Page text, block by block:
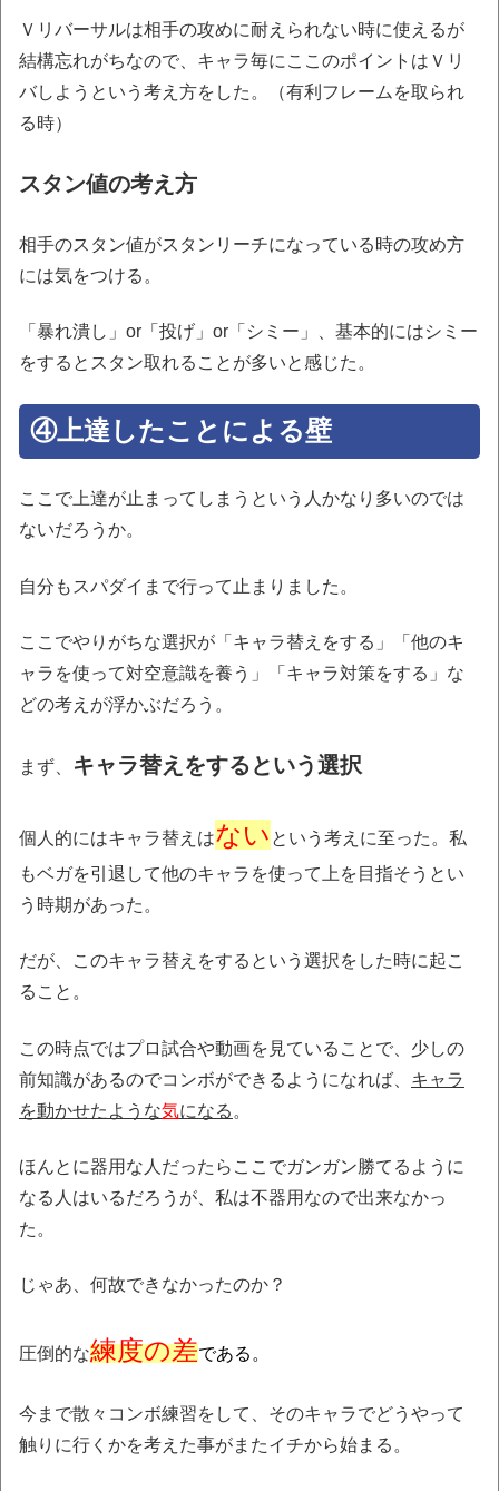
Ｖリバーサルは相手の攻めに耐えられない時に使えるが
結構忘れがちなので、キャラ毎にここのポイントはＶリ
バしようという考え方をした。（有利フレームを取られ
る時）
スタン値の考え方
相手のスタン値がスタンリーチになっている時の攻め方
には気をつける。
「暴れ潰し」or「投げ」or「シミー」、基本的にはシミー
をするとスタン取れることが多いと感じた。
④上達したことによる壁
ここで上達が止まってしまうという人かなり多いのでは
ないだろうか。
自分もスパダイまで行って止まりました。
ここでやりがちな選択が「キャラ替えをする」「他のキ
ャラを使って対空意識を養う」「キャラ対策をする」な
どの考えが浮かぶだろう。
まず、 キャラ替えをするという選択
個人的にはキャラ替えはない という考えに至った。私
もベガを引退して他のキャラを使って上を目指そうとい
う時期があった。
だが、このキャラ替えをするという選択をした時に起こ
ること。
この時点ではプロ試合や動画を見ていることで、少しの
前知識があるのでコンボができるようになれば、 キャラ
を動かせたような気になる 。
ほんとに器用な人だったらここでガンガン勝てるように
なる人はいるだろうが、私は不器用なので出来なかっ
た。
じゃあ、何故できなかったのか？
圧倒的な練度の差である。
今まで散々コンボ練習をして、そのキャラでどうやって
触りに行くかを考えた事がまたイチから始まる。